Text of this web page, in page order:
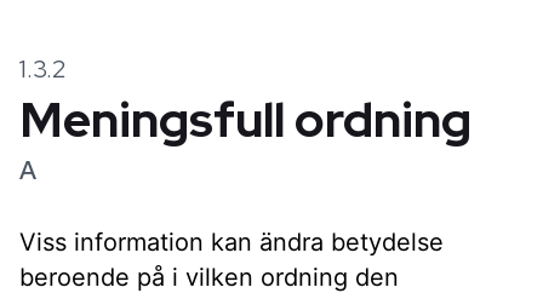
1.3.2
Meningsfull ordning
A
Viss information kan ändra betydelse
beroende på i vilken ordning den